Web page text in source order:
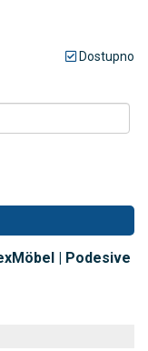
Dostupno
| Podesive